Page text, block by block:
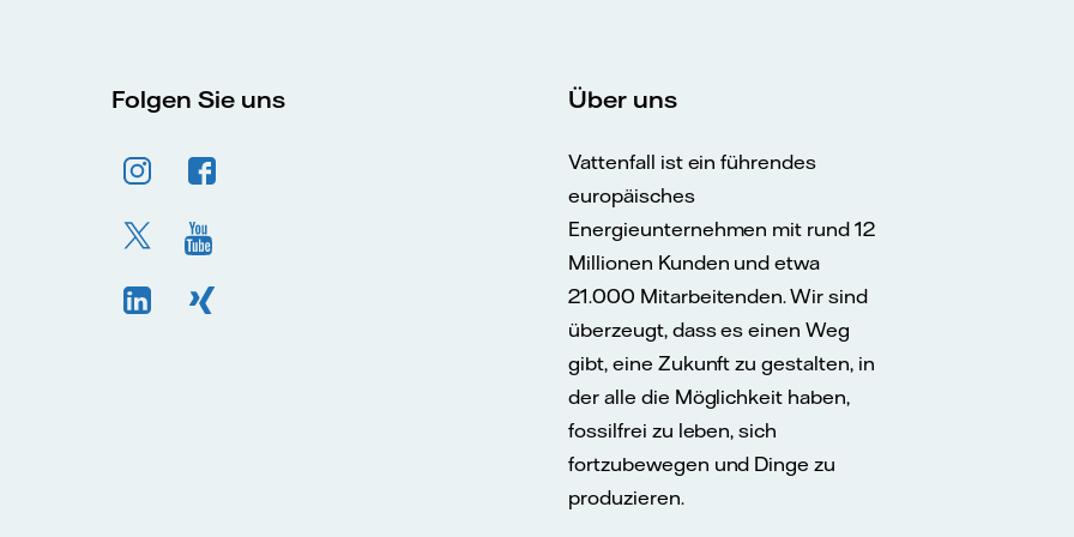
Folgen Sie uns Über uns
Vattenfall ist ein führendes
europäisches
Energieunternehmen mit rund 12
Millionen Kunden und etwa
21.000 Mitarbeitenden. Wir sind
überzeugt, dass es einen Weg
gibt, eine Zukunft zu gestalten, in
der alle die Möglichkeit haben,
fossilfrei zu leben, sich
fortzubewegen und Dinge zu
produzieren.